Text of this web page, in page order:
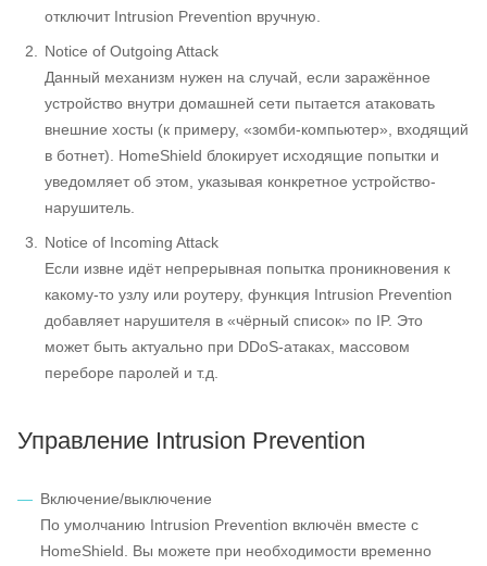
отключит Intrusion Prevention вручную.
Notice of Outgoing Attack
Данный механизм нужен на случай, если заражённое
устройство внутри домашней сети пытается атаковать
внешние хосты (к примеру, «зомби-компьютер», входящий
в ботнет). HomeShield блокирует исходящие попытки и
уведомляет об этом, указывая конкретное устройство-
нарушитель.
Notice of Incoming Attack
Если извне идёт непрерывная попытка проникновения к
какому-то узлу или роутеру, функция Intrusion Prevention
добавляет нарушителя в «чёрный список» по IP. Это
может быть актуально при DDoS-атаках, массовом
переборе паролей и т.д.
Управление Intrusion Prevention
Включение/выключение
По умолчанию Intrusion Prevention включён вместе с
HomeShield. Вы можете при необходимости временно